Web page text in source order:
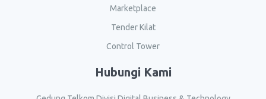
Marketplace
Tender Kilat
Control Tower
Hubungi Kami